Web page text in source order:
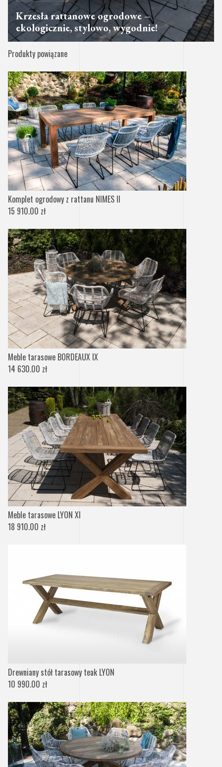
Krzesła rattanowe ogrodowe –
ekologicznie, stylowo, wygodnie!
Produkty powiązane
Komplet ogrodowy z rattanu NIMES II
15 910.00 zł
Meble tarasowe BORDEAUX IX
14 630.00 zł
Meble tarasowe LYON XI
18 910.00 zł
Drewniany stół tarasowy teak LYON
10 990.00 zł